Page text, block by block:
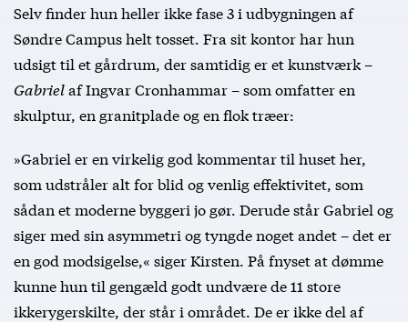
Selv finder hun heller ikke fase 3 i udbygningen af
Søndre Campus helt tosset. Fra sit kontor har hun
udsigt til et gårdrum, der samtidig er et kunstværk –
Gabrielaf Ingvar Cronhammar – som omfatter en
skulptur, en granitplade og en flok træer:
»Gabriel er en virkelig god kommentar til huset her,
som udstråler alt for blid og venlig effektivitet, som
sådan et moderne byggeri jo gør. Derude står Gabriel og
siger med sin asymmetri og tyngde noget andet – det er
en god modsigelse,« siger Kirsten. På fnyset at dømme
kunne hun til gengæld godt undvære de 11 store
ikkerygerskilte, der står i området. De er ikke del af